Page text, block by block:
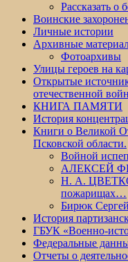
Рассказать о
Воинские
Личные истории
Архивные
Фотоархивы
Улицы героев на
Открытые
отечественной
КНИГА ПАМЯТИ
История
Книги о Великой
Псковской области.
Войной
АЛЕКСЕЙ
Н. А.
пожарищах…
Бирюк
История
ГБУК «Военно-
Федеральные
Отчеты о